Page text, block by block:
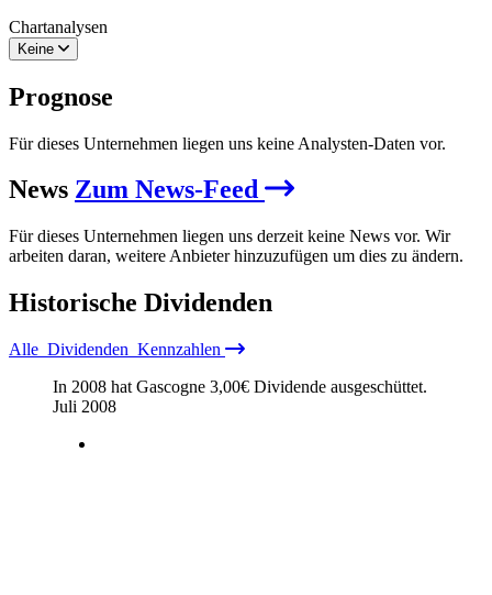
Chartanalysen
Keine
Prognose
Für dieses Unternehmen liegen uns keine Analysten-Daten vor.
News Zum News-Feed
Für dieses Unternehmen liegen uns derzeit keine News vor. Wir
arbeiten daran, weitere Anbieter hinzuzufügen um dies zu ändern.
Historische Dividenden
Alle Dividenden Kennzahlen
In 2008 hat Gascogne 3,00€ Dividende ausgeschüttet.
Juli 2008